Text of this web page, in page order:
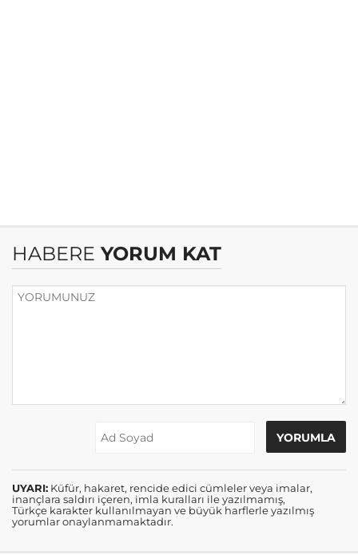
HABERE YORUM KAT
UYARI: Küfür, hakaret, rencide edici cümleler veya imalar,
inançlara saldırı içeren, imla kuralları ile yazılmamış,
Türkçe karakter kullanılmayan ve büyük harflerle yazılmış
yorumlar onaylanmamaktadır.